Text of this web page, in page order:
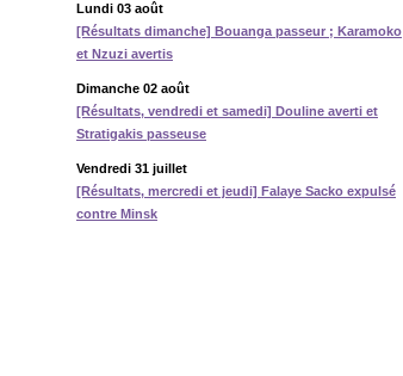
Lundi 03 août
[Résultats dimanche] Bouanga passeur ; Karamoko
et Nzuzi avertis
Dimanche 02 août
[Résultats, vendredi et samedi] Douline averti et
Stratigakis passeuse
Vendredi 31 juillet
[Résultats, mercredi et jeudi] Falaye Sacko expulsé
contre Minsk